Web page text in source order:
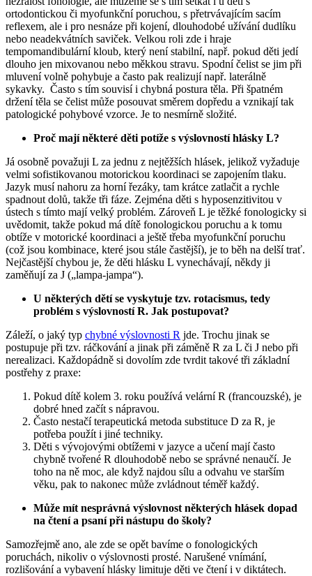
ortodontickou či myofunkční poruchou, s přetrvávajícím sacím
reflexem, ale i pro nesnáze při kojení, dlouhodobé užívání dudlíku
nebo neadekvátních saviček. Velkou roli zde i hraje
tempomandibulární kloub, který není stabilní, např. pokud děti jedí
dlouho jen mixovanou nebo měkkou stravu. Spodní čelist se jim při
mluvení volně pohybuje a často pak realizují např. laterálně
sykavky. Často s tím souvisí i chybná postura těla. Při špatném
držení těla se čelist může posouvat směrem dopředu a vznikají tak
patologické pohybové vzorce. Je to nesmírně složité.
Proč mají některé děti potíže s výslovností hlásky L?
Já osobně považuji L za jednu z nejtěžších hlásek, jelikož vyžaduje
velmi sofistikovanou motorickou koordinaci se zapojením tlaku.
Jazyk musí nahoru za horní řezáky, tam krátce zatlačit a rychle
spadnout dolů, takže tři fáze. Zejména děti s hyposenzitivitou v
ústech s tímto mají velký problém. Zároveň L je těžké fonologicky si
uvědomit, takže pokud má dítě fonologickou poruchu a k tomu
obtíže v motorické koordinaci a ještě třeba myofunkční poruchu
(což jsou kombinace, které jsou stále častější), je to běh na delší trať.
Nejčastější chybou je, že děti hlásku L vynechávají, někdy ji
zaměňují za J („lampa-jampa“).
U některých dětí se vyskytuje tzv. rotacismus, tedy
problém s výslovností R. Jak postupovat?
Záleží, o jaký typ chybné výslovnosti R jde. Trochu jinak se
postupuje při tzv. ráčkování a jinak při záměně R za L či J nebo při
nerealizaci. Každopádně si dovolím zde tvrdit takové tři základní
postřehy z praxe:
Pokud dítě kolem 3. roku používá velární R (francouzské), je
dobré hned začít s nápravou.
Často nestačí terapeutická metoda substituce D za R, je
potřeba použít i jiné techniky.
Děti s vývojovými obtížemi v jazyce a učení mají často
chybně tvořené R dlouhodobě nebo se správné nenaučí. Je
toho na ně moc, ale když najdou sílu a odvahu ve starším
věku, pak to nakonec může zvládnout téměř každý.
Může mít nesprávná výslovnost některých hlásek dopad
na čtení a psaní při nástupu do školy?
Samozřejmě ano, ale zde se opět bavíme o fonologických
poruchách, nikoliv o výslovnosti prosté. Narušené vnímání,
rozlišování a vybavení hlásky limituje děti ve čtení i v diktátech.